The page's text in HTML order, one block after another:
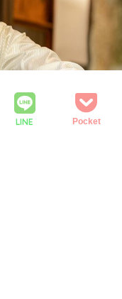
LINE Pocket